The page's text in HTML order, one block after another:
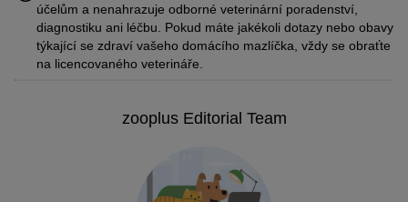
účelům a nenahrazuje odborné veterinární poradenství,
diagnostiku ani léčbu. Pokud máte jakékoli dotazy nebo obavy
týkající se zdraví vašeho domácího mazlíčka, vždy se obraťte
na licencovaného veterináře.
zooplus Editorial Team